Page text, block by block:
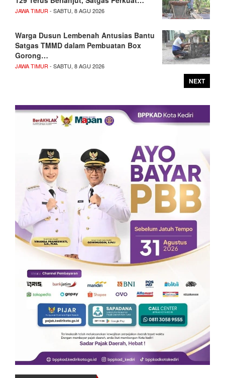
JAWA TIMUR - SABTU, 8 AGU 2026
Warga Dusun Lembenah Antusias Bantu
Satgas TMMD dalam Pembuatan Box
Gorong…
JAWA TIMUR - SABTU, 8 AGU 2026
NEXT